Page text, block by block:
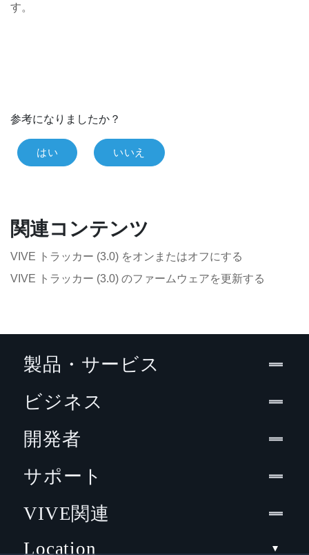
す。
参考になりましたか？
はい いいえ
関連コンテンツ
VIVE トラッカー (3.0) をオンまたはオフにする
VIVE トラッカー (3.0) のファームウェアを更新する
製品・サービス
ビジネス
開発者
サポート
VIVE関連
Location